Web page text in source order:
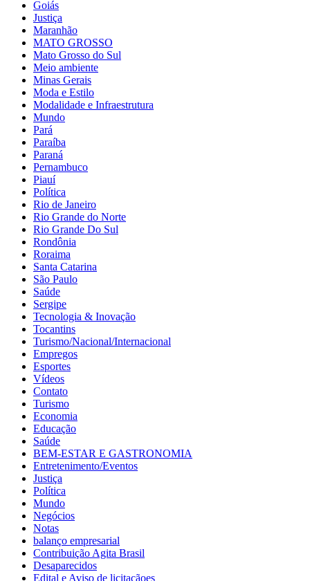
Goiás
Justiça
Maranhão
MATO GROSSO
Mato Grosso do Sul
Meio ambiente
Minas Gerais
Moda e Estilo
Modalidade e Infraestrutura
Mundo
Pará
Paraíba
Paraná
Pernambuco
Piauí
Política
Rio de Janeiro
Rio Grande do Norte
Rio Grande Do Sul
Rondônia
Roraima
Santa Catarina
São Paulo
Saúde
Sergipe
Tecnologia & Inovação
Tocantins
Turismo/Nacional/Internacional
Empregos
Esportes
Vídeos
Contato
Turismo
Economia
Educação
Saúde
BEM-ESTAR E GASTRONOMIA
Entretenimento/Eventos
Justiça
Política
Mundo
Negócios
Notas
balanço empresarial
Contribuição Agita Brasil
Desaparecidos
Edital e Aviso de licitaçãoes